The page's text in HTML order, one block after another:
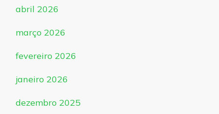
abril 2026
março 2026
fevereiro 2026
janeiro 2026
dezembro 2025